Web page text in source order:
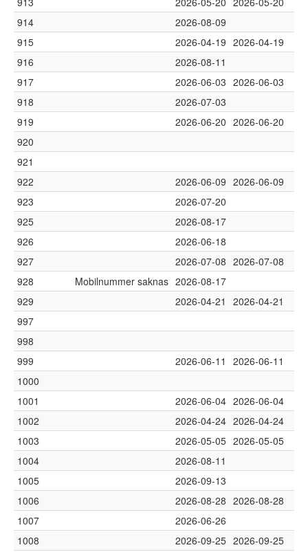
914
2026-08-09
915
2026-04-19 2026-04-19
916
2026-08-11
917
2026-06-03 2026-06-03
918
2026-07-03
919
2026-06-20 2026-06-20
920
921
922
2026-06-09 2026-06-09
923
2026-07-20
925
2026-08-17
926
2026-06-18
927
2026-07-08 2026-07-08
928
Mobilnummer saknas 2026-08-17
929
2026-04-21
2026-04-21
997
998
999
2026-06-11
2026-06-11
1000
1001
2026-06-04 2026-06-04
1002
2026-04-24 2026-04-24
1003
2026-05-05 2026-05-05
1004
2026-08-11
1005
2026-09-13
1006
2026-08-28 2026-08-28
1007
2026-06-26
1008
2026-09-25 2026-09-25